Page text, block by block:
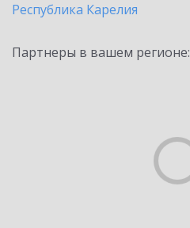
Республика Карелия
Партнеры в вашем регионе: